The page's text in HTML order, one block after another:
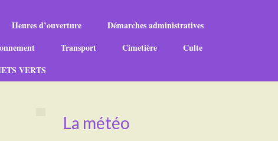
Heures d’ouverture
Démarches administratives
Transport Cimetière
Culte
VERTS
La météo